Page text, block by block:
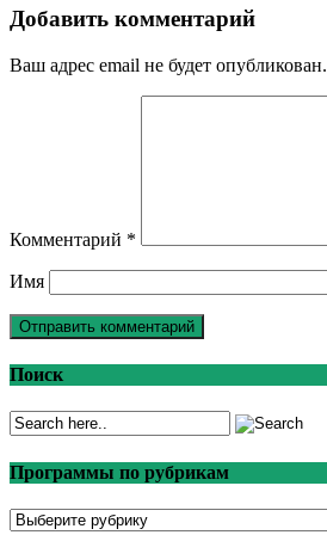
Добавить комментарий
Ваш адрес email не будет опубликован.
Комментарий *
Имя
Поиск
Программы по рубрикам
Программы